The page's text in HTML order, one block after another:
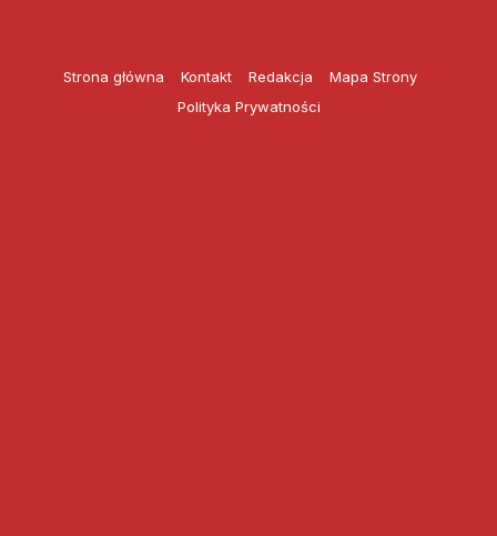
Strona główna Kontakt Redakcja
Mapa Strony
Polityka Prywatności